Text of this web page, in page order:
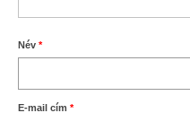
Név *
E-mail cím *